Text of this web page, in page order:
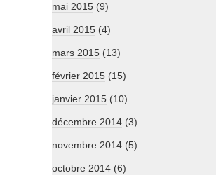
mai 2015 (9)
avril 2015 (4)
mars 2015 (13)
février 2015 (15)
janvier 2015 (10)
décembre 2014 (3)
novembre 2014 (5)
octobre 2014 (6)